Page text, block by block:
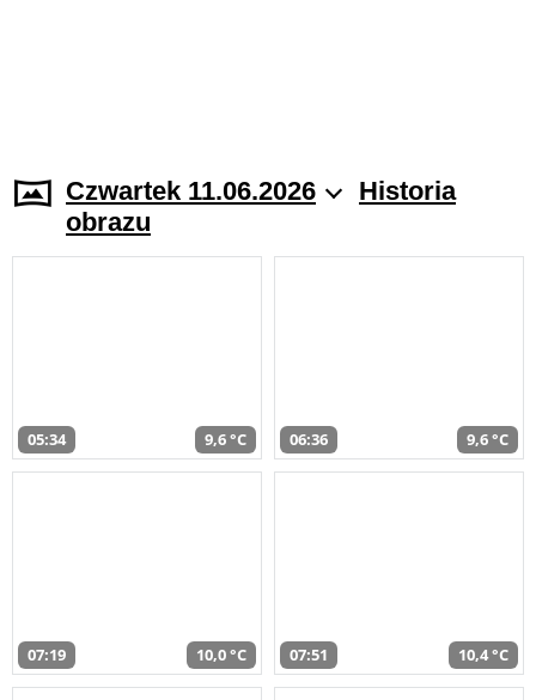
Czwartek 11.06.2026
Historia
obrazu
05:34 9,6 °C 06:36 9,6 °C
07:19 10,0 °C 07:51 10,4 °C